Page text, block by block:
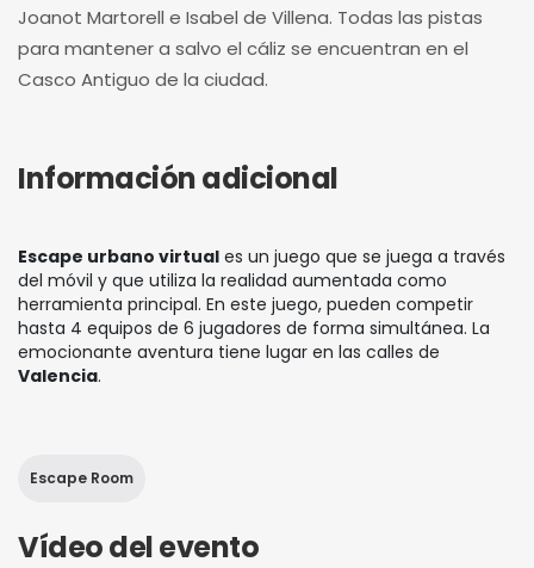
Joanot Martorell e Isabel de Villena. Todas las pistas
para mantener a salvo el cáliz se encuentran en el
Casco Antiguo de la ciudad.
Información adicional
Escape urbano virtual es un juego que se juega a través
del móvil y que utiliza la realidad aumentada como
herramienta principal. En este juego, pueden competir
hasta 4 equipos de 6 jugadores de forma simultánea. La
emocionante aventura tiene lugar en las calles de
Valencia.
Escape Room
Vídeo del evento